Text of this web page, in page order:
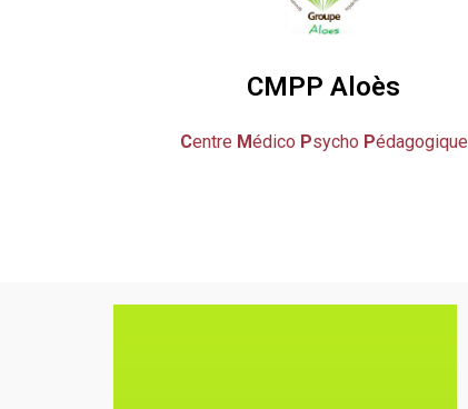
CMPP Aloès
Centre Médico Psycho Pédagogique